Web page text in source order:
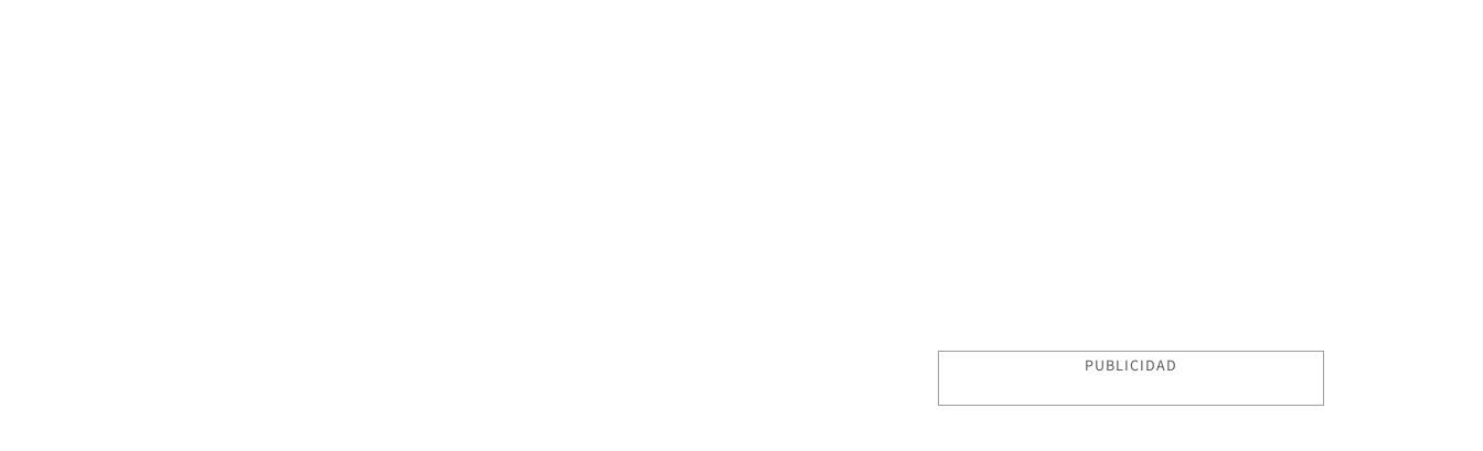
PUBLICIDAD